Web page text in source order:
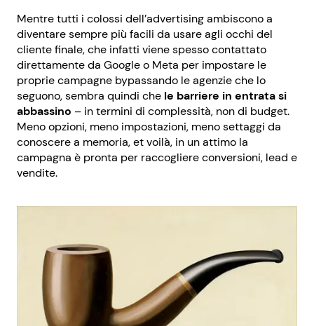
Mentre tutti i colossi dell’advertising ambiscono a
diventare sempre più facili da usare agli occhi del
cliente finale, che infatti viene spesso contattato
direttamente da Google o Meta per impostare le
proprie campagne bypassando le agenzie che lo
seguono, sembra quindi che le barriere in entrata si
abbassino – in termini di complessità, non di budget.
Meno opzioni, meno impostazioni, meno settaggi da
conoscere a memoria, et voilà, in un attimo la
campagna è pronta per raccogliere conversioni, lead e
vendite.